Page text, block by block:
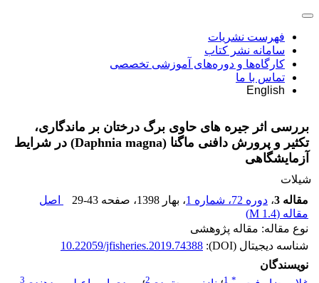
فهرست نشریات
سامانه نشر کتاب
کارگاه‌ها و دوره‌های آموزشی تخصصی
تماس با ما
English
بررسی اثر جیره های حاوی برگ درختان بر ماندگاری،
تکثیر و پرورش دافنی ماگنا (Daphnia magna) در شرایط
آزمایشگاهی
شیلات
مقاله 3
، دوره 72، شماره 1 ، بهار 1398 ، صفحه 29-43
اصل
مقاله (1.4 M
)
نوع مقاله: مقاله پژوهشی
شناسه دیجیتال (DOI):
10.22059/jfisheries.2019.74388
نویسندگان
*
1
2
3